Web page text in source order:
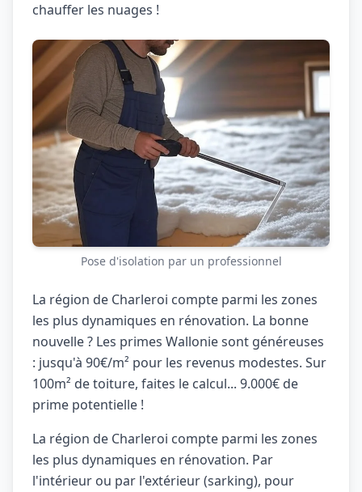
chauffer les nuages !
Pose d'isolation par un professionnel
La région de Charleroi compte parmi les zones
les plus dynamiques en rénovation. La bonne
nouvelle ? Les primes Wallonie sont généreuses
: jusqu'à 90€/m² pour les revenus modestes. Sur
100m² de toiture, faites le calcul... 9.000€ de
prime potentielle !
La région de Charleroi compte parmi les zones
les plus dynamiques en rénovation. Par
l'intérieur ou par l'extérieur (sarking), pour